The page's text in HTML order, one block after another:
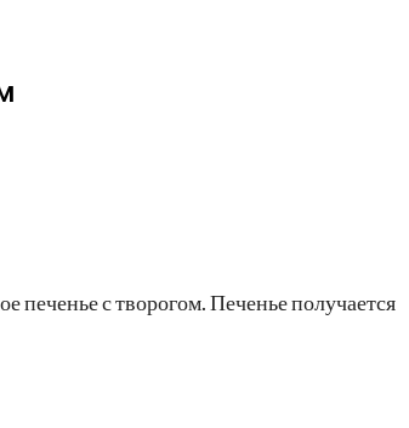
печенье с творогом. Печенье получается